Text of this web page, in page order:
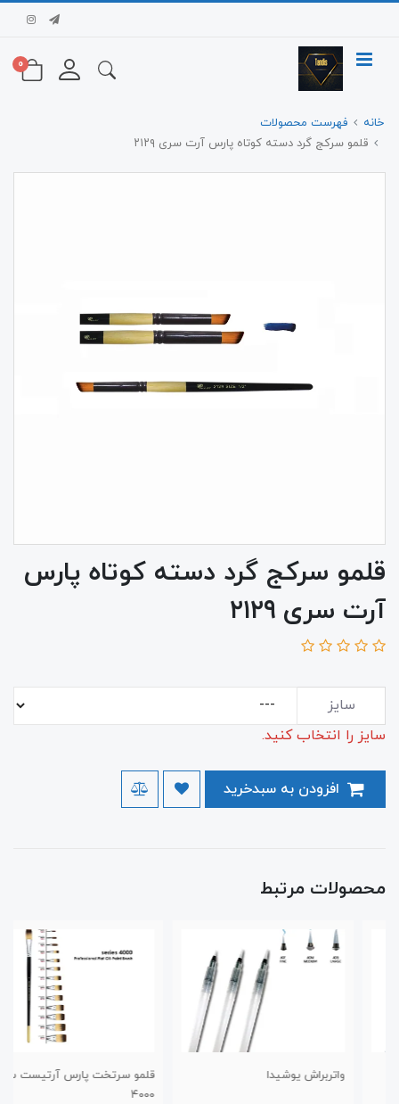
0
خانه
فهرست محصولات
قلمو سرکج گرد دسته کوتاه پارس آرت سری ۲۱۲۹
قلمو سرکج گرد دسته کوتاه پارس
آرت سری ۲۱۲۹
سایز
سایز را انتخاب کنید.
محصولات مرتبط
واتربراش یوشیدا
قلمو سرتخت پارس آرتیست سری